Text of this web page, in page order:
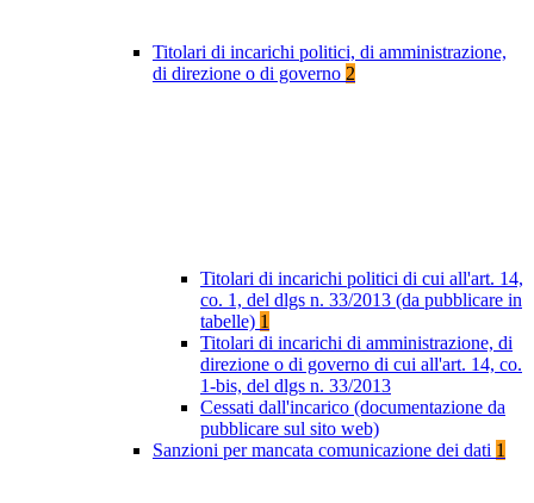
Titolari di incarichi politici, di amministrazione,
di direzione o di governo 2
Titolari di incarichi politici di cui all'art. 14,
co. 1, del dlgs n. 33/2013 (da pubblicare in
tabelle) 1
Titolari di incarichi di amministrazione, di
direzione o di governo di cui all'art. 14, co.
1-bis, del dlgs n. 33/2013
Cessati dall'incarico (documentazione da
pubblicare sul sito web)
Sanzioni per mancata comunicazione dei dati 1